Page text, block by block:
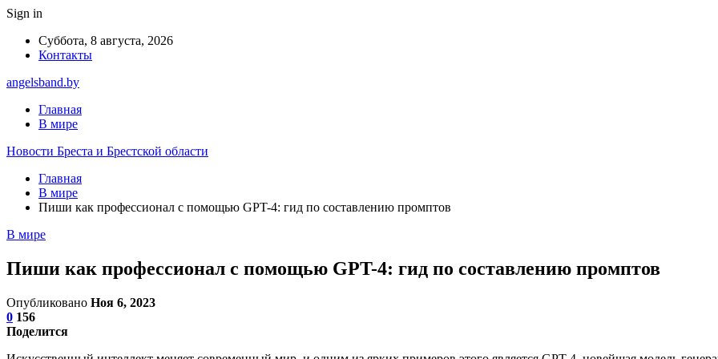
Sign in
Суббота, 8 августа, 2026
Контакты
angelsband.by
Главная
В мире
Новости Бреста и Брестской области
Главная
В мире
Пиши как профессионал с помощью GPT-4: гид по составлению промптов
В мире
Пиши как профессионал с помощью GPT-4: гид по составлению промптов
Опубликовано Ноя 6, 2023
0 156
Поделится